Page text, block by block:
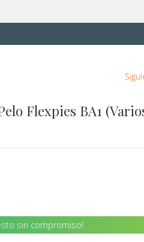
Flexpies BA1
sin compromiso!